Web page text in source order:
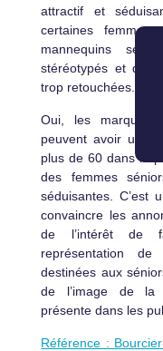
attractif et
certaines femmes
mannequins
stéréotypés et
trop retouchées.
Oui, les marques
peuvent avoir un
plus de 60 dans la
des femmes
séduisantes. C’est
convaincre les
de l’intérêt de
représentation
destinées aux
de l’image de la
présente dans les
Référence :